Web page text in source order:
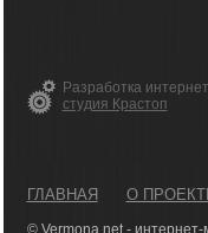
Разработка
студия Крастоп
ГЛАВНАЯ О
© Vermona.net -